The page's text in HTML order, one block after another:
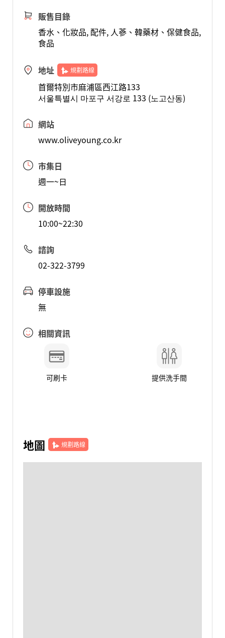
販售目錄
香水、化妝品, 配件, 人蔘、韓藥材、保健食品,
食品
地址 規劃路線
首爾特別市麻浦區西江路133
서울특별시 마포구 서강로 133 (노고산동)
網站
www.oliveyoung.co.kr
市集日
週一~日
開放時間
10:00~22:30
諮詢
02-322-3799
停車設施
無
相關資訊
可刷卡 提供洗手間
地圖 規劃路線